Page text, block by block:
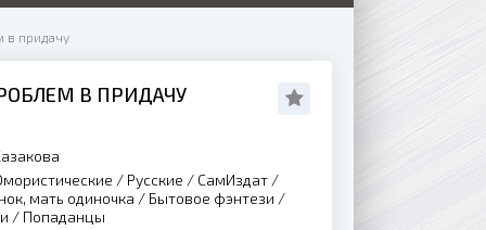
в придачу
В ПРИДАЧУ
/ Русские / СамИздат /
мать одиночка / Бытовое фэнтези /
/ Попаданцы